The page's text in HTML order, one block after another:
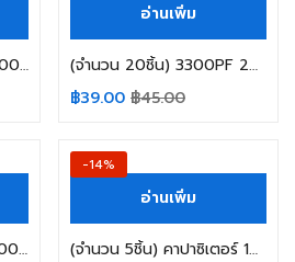
(จำนวน 10ชิ้น) 680PF 2000V 681 2KV
อ่านเพิ่ม
(จำนวน 20ชิ้น) 3300PF 2000V 332 2KV
฿39.00 ฿45.00
(จำนวน 30ชิ้น) 100PF 3000V 101 3KV
-14%
อ่านเพิ่ม
(จำนวน 5ชิ้น) คาปาซิเตอร์ 10NF 103 100V MURATA